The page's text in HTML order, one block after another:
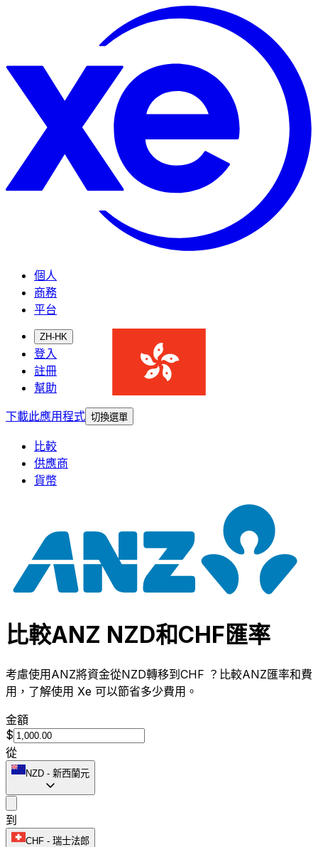
個人
商務
平台
ZH-HK
登入
註冊
幫助
下載此應用程式 切換選單
比較
供應商
貨幣
比較ANZ NZD和CHF匯率
考慮使用ANZ將資金從NZD轉移到CHF ？比較ANZ匯率和費
用，了解使用 Xe 可以節省多少費用。
金額
$
從
NZD - 新西蘭元
到
CHF - 瑞士法郎